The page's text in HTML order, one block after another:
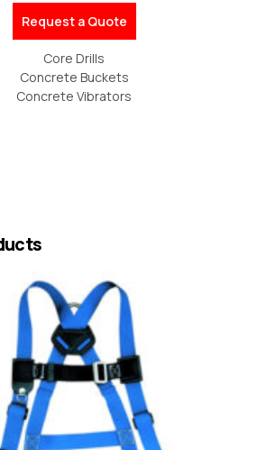
Request a Quote
Core Drills
Concrete Buckets
Concrete Vibrators